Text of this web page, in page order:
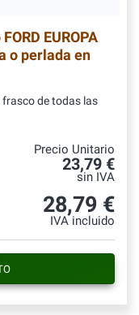
EUROPA
o perlada en
de todas las
Precio Unitario
23,79 €
sin IVA
28,79 €
IVA incluido